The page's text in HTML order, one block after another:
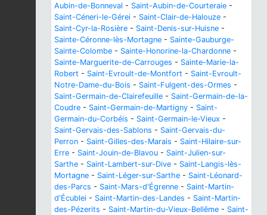
Aubin-de-Bonneval - Saint-Aubin-de-Courteraie -
Saint-Céneri-le-Gérei - Saint-Clair-de-Halouze -
Saint-Cyr-la-Rosière - Saint-Denis-sur-Huisne -
Sainte-Céronne-lès-Mortagne - Sainte-Gauburge-
Sainte-Colombe - Sainte-Honorine-la-Chardonne -
Sainte-Marguerite-de-Carrouges - Sainte-Marie-la-
Robert - Saint-Evroult-de-Montfort - Saint-Evroult-
Notre-Dame-du-Bois - Saint-Fulgent-des-Ormes -
Saint-Germain-de-Clairefeuille - Saint-Germain-de-la-
Coudre - Saint-Germain-de-Martigny - Saint-
Germain-du-Corbéis - Saint-Germain-le-Vieux -
Saint-Gervais-des-Sablons - Saint-Gervais-du-
Perron - Saint-Gilles-des-Marais - Saint-Hilaire-sur-
Erre - Saint-Jouin-de-Blavou - Saint-Julien-sur-
Sarthe - Saint-Lambert-sur-Dive - Saint-Langis-lès-
Mortagne - Saint-Léger-sur-Sarthe - Saint-Léonard-
des-Parcs - Saint-Mars-d'Égrenne - Saint-Martin-
d'Écublei - Saint-Martin-des-Landes - Saint-Martin-
des-Pézerits - Saint-Martin-du-Vieux-Bellême - Saint-